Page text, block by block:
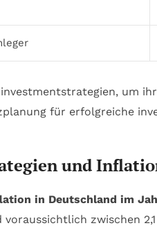
und
in Deutschland im
zwischen